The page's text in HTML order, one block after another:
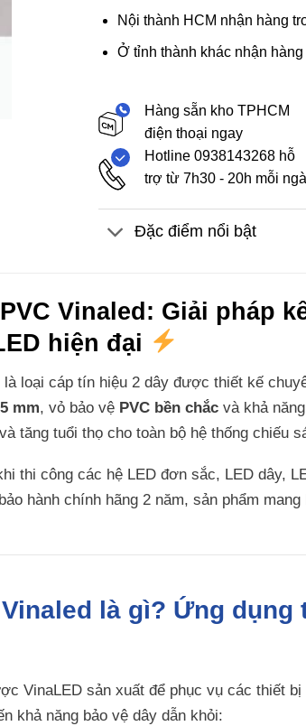
Nội thành HCM nhận hàng
Ở tỉnh thành khác nhận
Hàng sẵn kho TPHCM
điện thoại ngay
Hotline 0938143268 hỗ
trợ từ 7h30 - 20h mỗi
Đặc điểm nổi bật
Vinaled: Giải pháp
hiện đại
là loại cáp tín hiệu 2 dây được thiết kế
mm, vỏ bảo vệ PVC bền chắcvà khả
tăng tuổi thọ cho toàn bộ hệ thống chiếu
thi công các hệ LED đơn sắc, LED dây,
hành chính hãng 2 năm, sản phẩm
Vinaled là gì? Ứng
VinaLED sản xuất để phục vụ các thiết
khả năng bảo vệ dây dẫn khỏi: